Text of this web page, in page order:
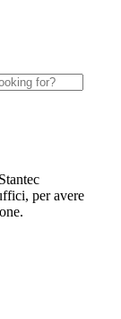
per avere